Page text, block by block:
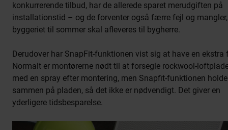
konkurrerende tilbud, har de allerede sparet merudgiften på
installationstid – og de forventer også færre fejl og
byggeriet til sommer skal afleveres til bygherre.
Derudover har SnapFit-funktionen vist sig at have en ekstra
Normalt er montørerne nødt til at forsegle rockwool-
med en spray efter montering, men Snapfit-funktionen
sammen på pladen, så det ikke er nødvendigt. Det giver en
yderligere tidsbesparelse.